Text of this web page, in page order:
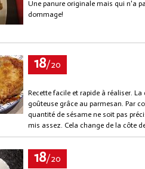
Une panure originale mais qui n'a
dommage!
18/20
Recette facile et rapide à réaliser. La
goûteuse grâce au parmesan. Par
quantité de sésame ne soit pas
mis assez. Cela change de la côte
18/20